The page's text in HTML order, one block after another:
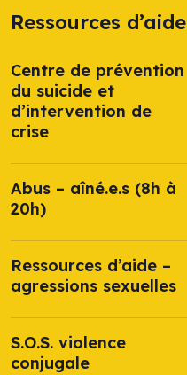
Ressources d’aide
Centre de prévention
du suicide et
d’intervention de
crise
Abus – aîné.e.s (8h à
20h)
Ressources d’aide –
agressions sexuelles
S.O.S. violence
conjugale